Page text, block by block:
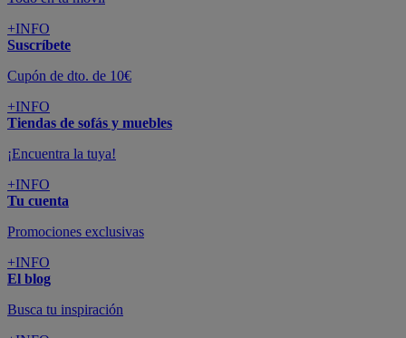
+INFO
El blog
Busca tu inspiración
+INFO
Grandes marcas de muebles, sofás,
colchones y electrodomésticos